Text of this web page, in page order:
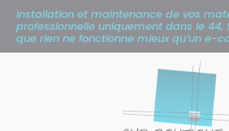
Installation et maintenance de vos
professionnelle uniquement dans le 44,
que rien ne fonctionne mieux qu’un e-
Panneau de gestion des cookies